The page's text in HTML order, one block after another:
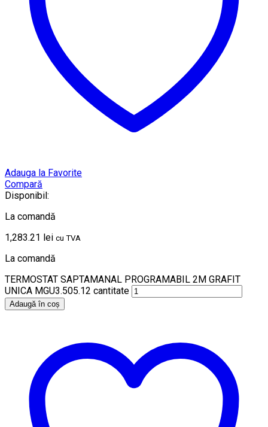
Adauga la Favorite
Compară
Disponibil:
La comandă
1,283.21 lei cu TVA
La comandă
TERMOSTAT SAPTAMANAL PROGRAMABIL 2M GRAFIT
UNICA MGU3.505.12 cantitate
Adaugă în coș